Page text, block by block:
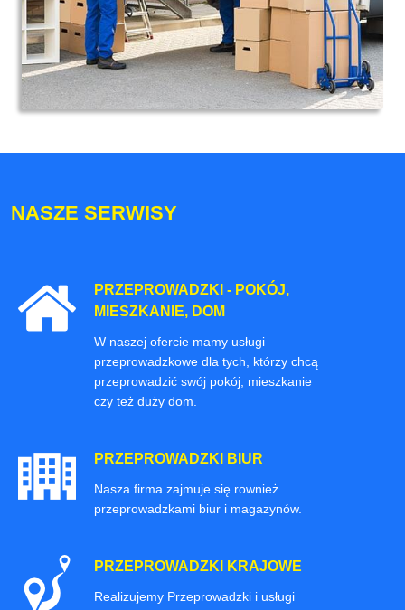
NASZE SERWISY
PRZEPROWADZKI - POKÓJ,
MIESZKANIE, DOM
W naszej ofercie mamy usługi
przeprowadzkowe dla tych, którzy chcą
przeprowadzić swój pokój, mieszkanie
czy też duży dom.
PRZEPROWADZKI BIUR
Nasza firma zajmuje się rownież
przeprowadzkami biur i magazynów.
PRZEPROWADZKI KRAJOWE
Realizujemy Przeprowadzki i usługi